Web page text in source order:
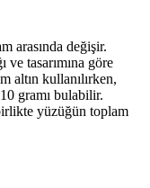
arasında değişir.
ve tasarımına göre
altın kullanılırken,
gramı bulabilir.
yüzüğün toplam